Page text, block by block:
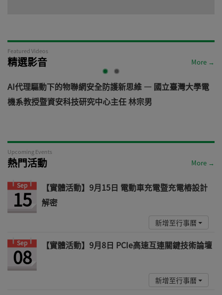
Featured Videos
精選影音 More →
AI代理驅動下的物聯網安全防護新思維 — 國立臺灣大學電
機系教授暨資安科技研究中心主任 林宗男
Upcoming Events
熱門活動 More →
Sep
15
【實體活動】9月15日 電動車充電暨充電樁設計
解密
新增至行事曆
Sep
08 【實體活動】9月8日 PCIe高速互連關鍵技術論壇
新增至行事曆